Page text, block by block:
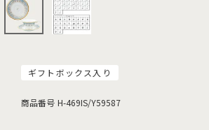
ギフトボックス入り
商品番号 H-469IS/Y59587